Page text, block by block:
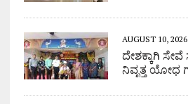
AUGUST 10, 2026
ದೇಶಕ್ಕಾಗಿ
ನಿವೃತ್ತ ಯೋಧ